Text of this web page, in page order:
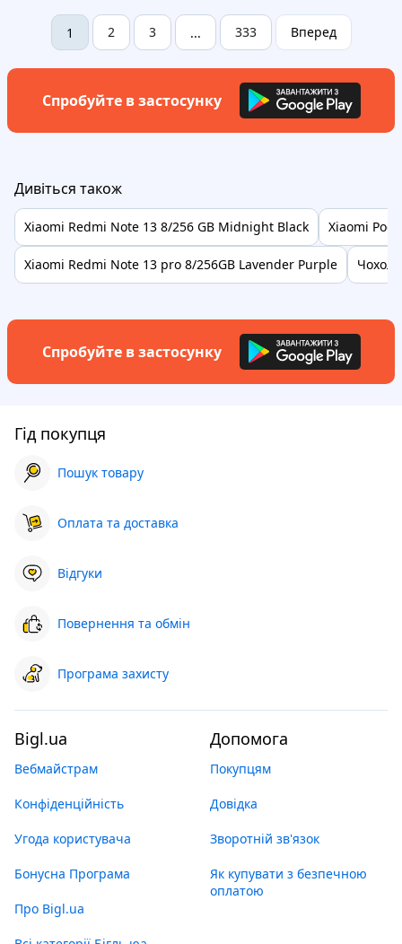
1 2 3 ... 333 Вперед
Спробуйте в застосунку
Дивіться також
Xiaomi Redmi Note 13 8/256 GB Midnight Black Xiaomi
Xiaomi Redmi Note 13 pro 8/256GB Lavender Purple Чохол
Спробуйте в застосунку
Гід покупця
Пошук товару
Оплата та доставка
Відгуки
Повернення та обмін
Програма захисту
Bigl.ua
Вебмайстрам
Конфіденційність
Угода користувача
Бонусна Програма
Про Bigl.ua
Допомога
Покупцям
Довідка
Зворотній зв'язок
Як купувати з безпечною
оплатою